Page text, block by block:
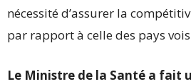
nécessité d’assurer la
par rapport à celle des pays
Le Ministre de la Santé a fait